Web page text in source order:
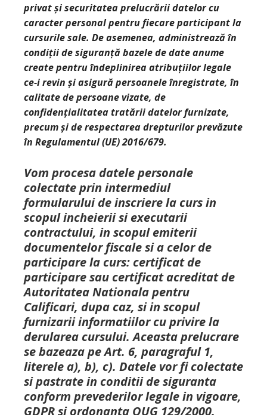
privat şi securitatea prelucrării datelor cu
caracter personal pentru fiecare participant la
cursurile sale. De asemenea, administrează în
condiţii de siguranţă bazele de date anume
create pentru îndeplinirea atribuţiilor legale
ce-i revin şi asigură persoanele înregistrate, în
calitate de persoane vizate, de
confidențialitatea tratării datelor furnizate,
precum și de respectarea drepturilor prevăzute
în Regulamentul (UE) 2016/679.
Vom procesa datele personale
colectate prin intermediul
formularului de inscriere la curs in
scopul incheierii si executarii
contractului, in scopul emiterii
documentelor fiscale si a celor de
participare la curs: certificat de
participare sau certificat acreditat de
Autoritatea Nationala pentru
Calificari, dupa caz, si in scopul
furnizarii informatiilor cu privire la
derularea cursului. Aceasta prelucrare
se bazeaza pe Art. 6, paragraful 1,
literele a), b), c). Datele vor fi colectate
si pastrate in conditii de siguranta
conform prevederilor legale in vigoare,
GDPR si ordonanta OUG 129/2000.